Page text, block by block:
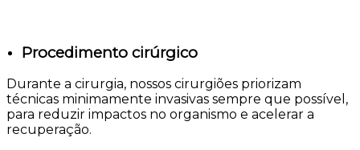
Procedimento cirúrgico
Durante a cirurgia, nossos cirurgiões priorizam
técnicas minimamente invasivas sempre que possível,
para reduzir impactos no organismo e acelerar a
recuperação.